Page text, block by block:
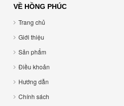
VỀ HỒNG PHÚC
Trang chủ
Giới thiệu
Sản phẩm
Điều khoản
Hướng dẫn
Chính sách